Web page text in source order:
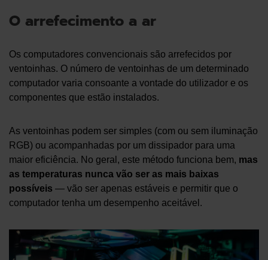
O arrefecimento a ar
Os computadores convencionais são arrefecidos por
ventoinhas. O número de ventoinhas de um determinado
computador varia consoante a vontade do utilizador e os
componentes que estão instalados.
As ventoinhas podem ser simples (com ou sem iluminação
RGB) ou acompanhadas por um dissipador para uma
maior eficiência. No geral, este método funciona bem, mas
as temperaturas nunca vão ser as mais baixas
possíveis — vão ser apenas estáveis e permitir que o
computador tenha um desempenho aceitável.